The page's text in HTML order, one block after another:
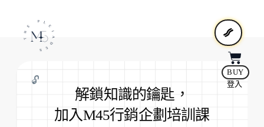
BUY
登入
🔓
解鎖知識的鑰匙，
加入M45行銷企劃培訓課